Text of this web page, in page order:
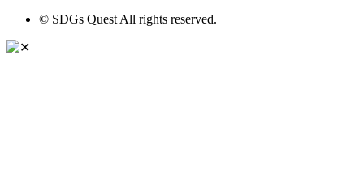
© SDGs Quest All rights reserved.